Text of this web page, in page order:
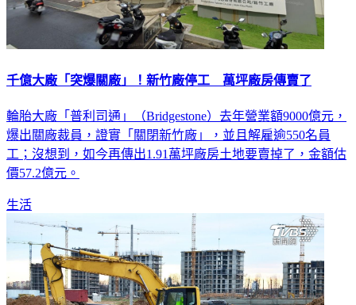
千億大廠「突爆關廠」！新竹廠停工 萬坪廠房傳賣了
輪胎大廠「普利司通」（Bridgestone）去年營業額9000億元，
爆出關廠裁員，證實「關閉新竹廠」，並且解雇逾550名員
工；沒想到，如今再傳出1.91萬坪廠房土地要賣掉了，金額估
價57.2億元。
生活